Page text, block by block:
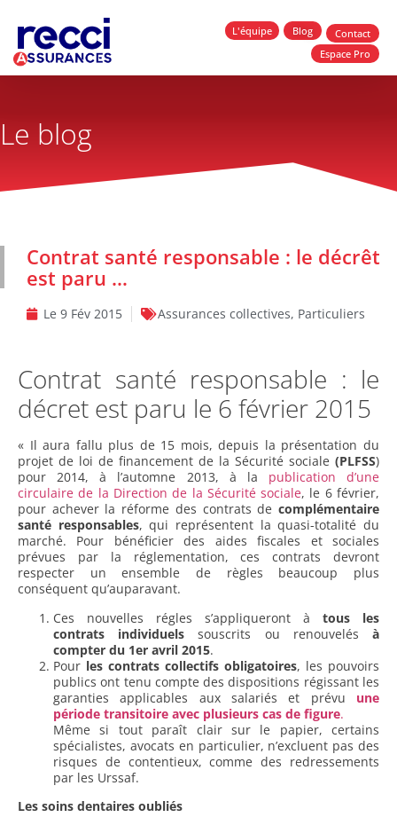
L'équipe Blog
Contact
Espace Pro
Le blog
Contrat santé responsable : le décrêt
est paru …
Le 9 Fév 2015 Assurances collectives, Particuliers
Contrat santé responsable : le
décret est paru le 6 février 2015
« Il aura fallu plus de 15 mois, depuis la présentation du
projet de loi de financement de la Sécurité sociale (PLFSS)
pour 2014, à l’automne 2013, à la publication d’une
circulaire de la Direction de la Sécurité sociale, le 6 février,
pour achever la réforme des contrats de complémentaire
santé responsables, qui représentent la quasi-totalité du
marché. Pour bénéficier des aides fiscales et sociales
prévues par la réglementation, ces contrats devront
respecter un ensemble de règles beaucoup plus
conséquent qu’auparavant.
Ces nouvelles régles s’appliqueront à tous les
contrats individuels souscrits ou renouvelésà
compter du 1er avril 2015.
Pour les contrats collectifs obligatoires, les pouvoirs
publics ont tenu compte des dispositions régissant les
garanties applicables aux salariés et prévu une
période transitoire avec plusieurs cas de figure.
Même si tout paraît clair sur le papier, certains
spécialistes, avocats en particulier, n’excluent pas des
risques de contentieux, comme des redressements
par les Urssaf.
Les soins dentaires oubliés